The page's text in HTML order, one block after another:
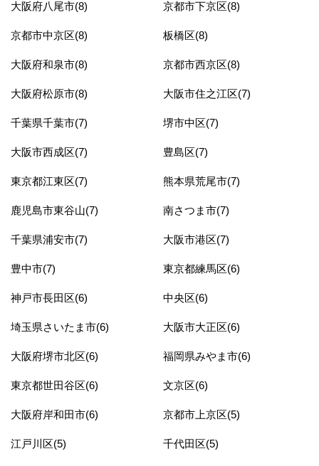
大阪府八尾市(8) 京都市下京区(8)
京都市中京区(8) 板橋区(8)
大阪府和泉市(8) 京都市西京区(8)
大阪府松原市(8) 大阪市住之江区(7)
千葉県千葉市(7) 堺市中区(7)
大阪市西成区(7) 豊島区(7)
東京都江東区(7) 熊本県荒尾市(7)
鹿児島市東谷山(7) 南さつま市(7)
千葉県浦安市(7) 大阪市港区(7)
豊中市(7) 東京都練馬区(6)
神戸市長田区(6) 中央区(6)
埼玉県さいたま市(6) 大阪市大正区(6)
大阪府堺市北区(6) 福岡県みやま市(6)
東京都世田谷区(6) 文京区(6)
大阪府岸和田市(6) 京都市上京区(5)
江戸川区(5) 千代田区(5)